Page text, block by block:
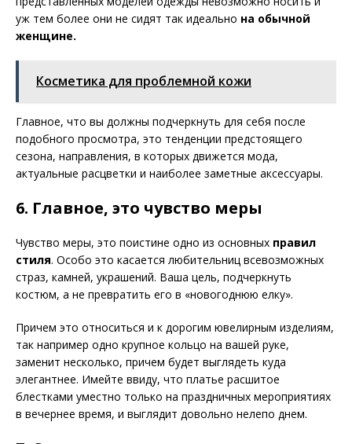
уж тем более они не сидят так идеально на обычной
женщине.
Косметика для проблемной кожи
Главное, что вы должны подчеркнуть для себя после
подобного просмотра, это тенденции предстоящего
сезона, направления, в которых движется мода,
актуальные расцветки и наиболее заметные аксессуары.
6. Главное, это чувство меры
Чувство меры, это поистине одно из основных правил
стиля. Особо это касается любительниц всевозможных
страз, камней, украшений. Ваша цель, подчеркнуть
костюм, а не превратить его в «новогоднюю елку».
Причем это относиться и к дорогим ювелирным изделиям,
так например одно крупное кольцо на вашей руке,
заменит несколько, причем будет выглядеть куда
элегантнее. Имейте ввиду, что платье расшитое
блестками уместно только на праздничных мероприятиях
в вечернее время, и выглядит довольно нелепо днем.